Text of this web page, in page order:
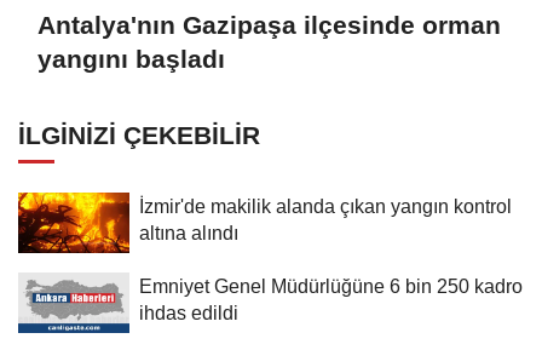
Antalya'nın Gazipaşa ilçesinde orman
yangını başladı
İLGINIZI ÇEKEBILIR
İzmir'de makilik alanda çıkan yangın kontrol
altına alındı
Emniyet Genel Müdürlüğüne 6 bin 250 kadro
ihdas edildi